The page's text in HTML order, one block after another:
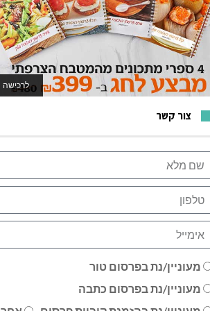
לרכישה
לאתר המשחקים
צור קשר
מעוניין/נת בפרסום טור
מעוניין/נת בפרסום כתבה